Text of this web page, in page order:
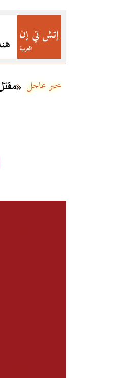
مقتل 15 مسلحاً في عمليات أمنية بعدة مناطق في بلوشستان ضمن «رد الفتنة 3» خبر عاجل